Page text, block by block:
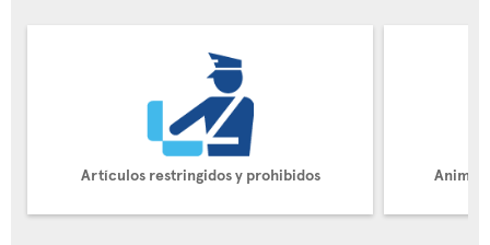
Artículos restringidos y prohibidos